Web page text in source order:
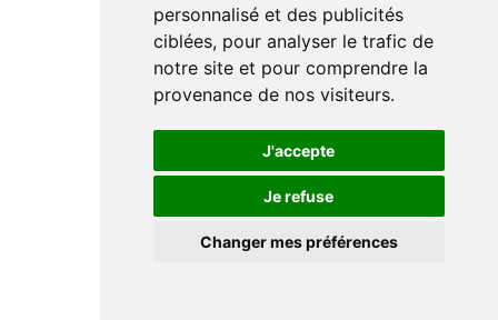
personnalisé et des publicités
ciblées, pour analyser le trafic de
notre site et pour comprendre la
provenance de nos visiteurs.
J'accepte
Je refuse
Changer mes préférences